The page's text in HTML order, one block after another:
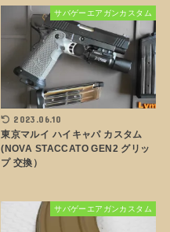
サバゲーエアガンカスタム
2023.06.10
東京マルイ ハイキャパ カスタム
(NOVA STACCATO GEN2 グリッ
プ 交換）
サバゲーエアガンカスタム